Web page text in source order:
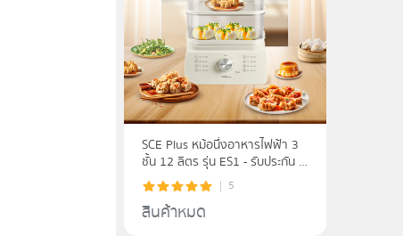
SCE Plus หม้อนึ่งอาหารไฟฟ้า 3
ชั้น 12 ลิตร รุ่น ES1 - รับประกัน 2
ปี
5
สินค้าหมด